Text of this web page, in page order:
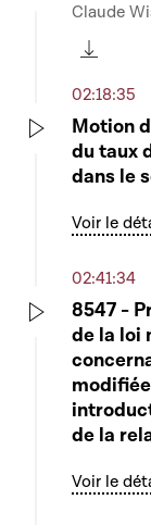
Claude
02:18:35
Motion
du taux
dans le
Voir le
02:41:34
8547 -
de la loi
de la
Voir le